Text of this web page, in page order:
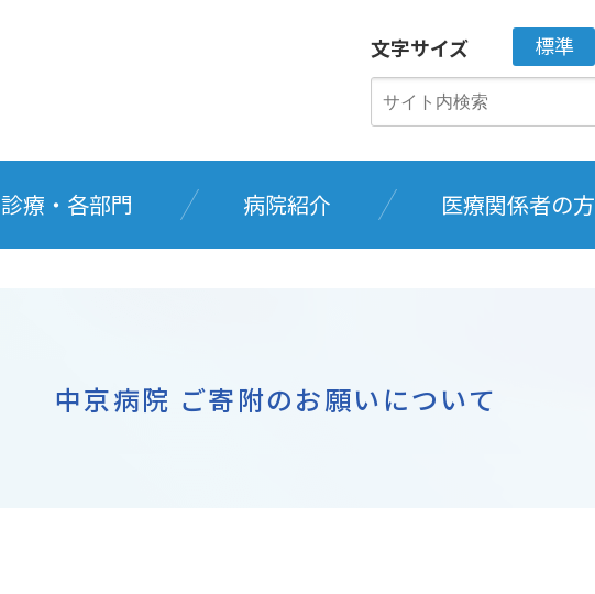
文字サイズ 標準
診療・各部門 病院紹介 医療関係者の方
中京病院 ご寄附のお願いについて